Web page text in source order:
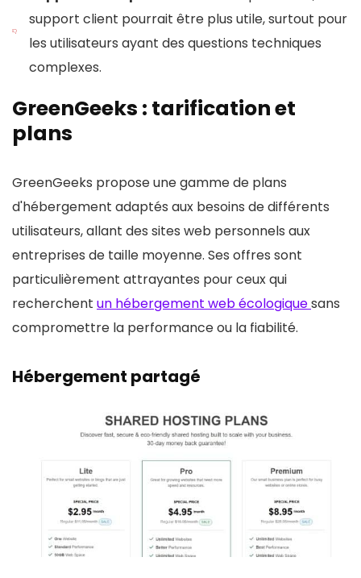
support client pourrait être plus utile, surtout pour
les utilisateurs ayant des questions techniques
complexes.
GreenGeeks : tarification et
plans
GreenGeeks propose une gamme de plans
d'hébergement adaptés aux besoins de différents
utilisateurs, allant des sites web personnels aux
entreprises de taille moyenne. Ses offres sont
particulièrement attrayantes pour ceux qui
recherchent un hébergement web écologiquesans
compromettre la performance ou la fiabilité.
Hébergement partagé